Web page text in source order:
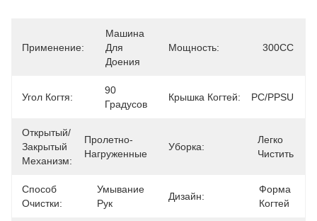
Применение:
Машина
Для
Доения
Мощность: 300CC
Угол Когтя:
90
Градусов
Крышка Когтей: PC/PPSU
Открытый/
Закрытый
Механизм:
Пролетно-
Нагруженные
Уборка:
Легко
Чистить
Способ
Очистки:
Умывание
Рук
Дизайн:
Форма
Когтей